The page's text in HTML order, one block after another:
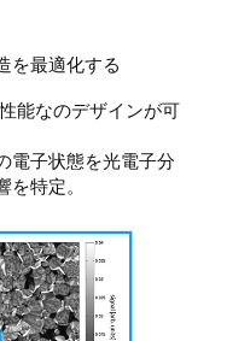
を最適化する
能なのデザインが可
電子状態を光電子分
特定。